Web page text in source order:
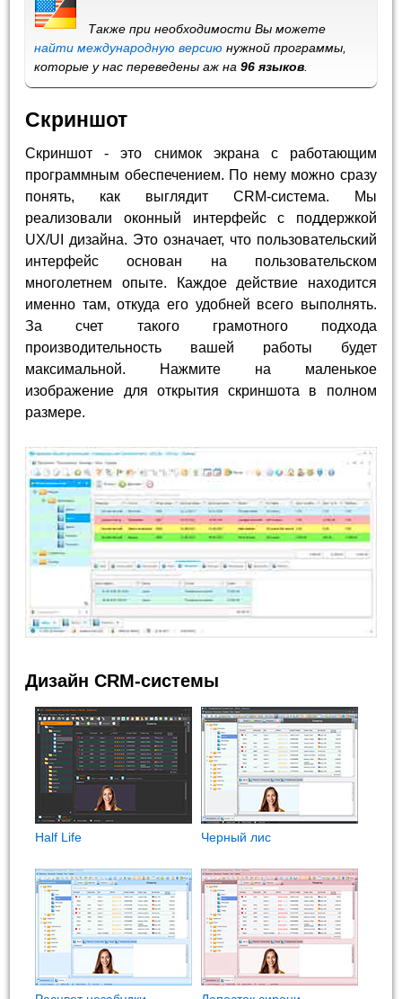
Также при необходимости Вы можете
найти международную версию нужной программы,
которые у нас переведены аж на96 языков.
Скриншот
Скриншот - это снимок экрана с работающим
программным обеспечением. По нему можно сразу
понять, как выглядит CRM-система. Мы
реализовали оконный интерфейс с поддержкой
UX/UI дизайна. Это означает, что пользовательский
интерфейс основан на пользовательском
многолетнем опыте. Каждое действие находится
именно там, откуда его удобней всего выполнять.
За счет такого грамотного подхода
производительность вашей работы будет
максимальной. Нажмите на маленькое
изображение для открытия скриншота в полном
размере.
Дизайн CRM-системы
Half Life Черный лис